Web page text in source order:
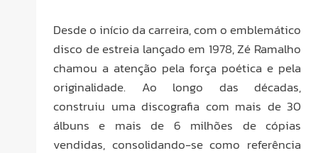
Desde o início da carreira, com o emblemático
disco de estreia lançado em 1978, Zé Ramalho
chamou a atenção pela força poética e pela
originalidade. Ao longo das décadas,
construiu uma discografia com mais de 30
álbuns e mais de 6 milhões de cópias
vendidas, consolidando-se como referência